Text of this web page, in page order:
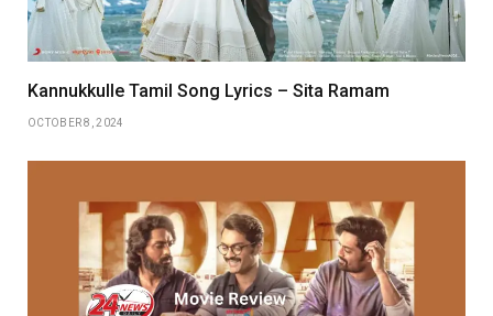
Kannukkulle Tamil Song Lyrics – Sita Ramam
OCTOBER 8, 2024